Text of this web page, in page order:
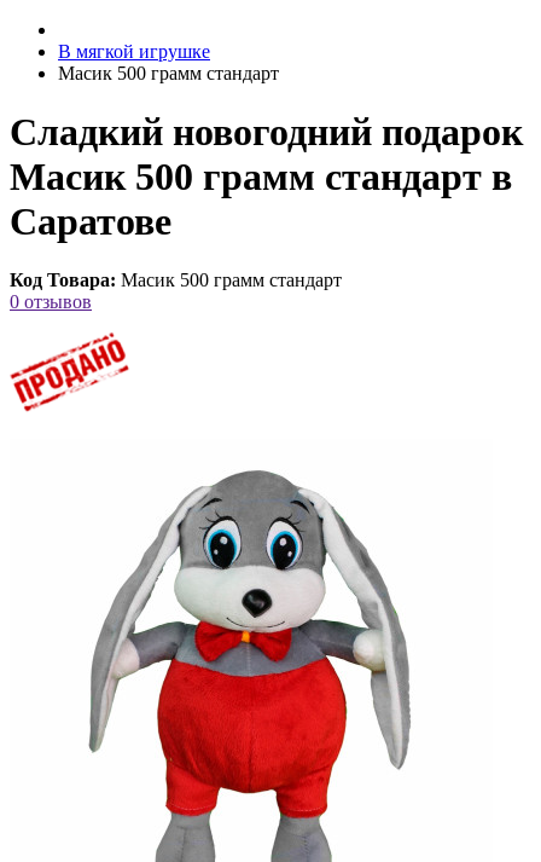
В мягкой игрушке
Масик 500 грамм стандарт
Сладкий новогодний подарок
Масик 500 грамм стандарт в
Саратове
Код Товара: Масик 500 грамм стандарт
0 отзывов